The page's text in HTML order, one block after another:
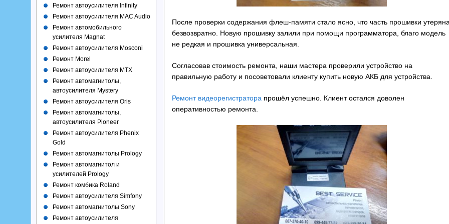
После проверки содержания флеш-памяти стало ясно, что часть прошивки
безвозвратно. Новую прошивку залили при помощи программатора, благо модель
не редкая и прошивка универсальная.
Согласовав стоимость ремонта, наши мастера проверили устройство на
правильную работу и посоветовали клиенту купить новую АКБ для устройства.
Ремонт видеорегистратора прошёл успешно. Клиент остался доволен
оперативностью ремонта.
Ремонт автоусилителя Infinity
Ремонт автоусилителя MAC Audio
Ремонт автомобильного
усилителя Magnat
Ремонт автоусилителя Mosconi
Ремонт Morel
Ремонт автоусилителя MTX
Ремонт автомагнитолы,
автоусилителя Mystery
Ремонт автоусилителя Oris
Ремонт автомагнитолы,
автоусилителя Pioneer
Ремонт автоусилителя Phenix
Gold
Ремонт автомагнитолы Prology
Ремонт автомагнитол и
усилителей Prology
Ремонт комбика Roland
Ремонт автоусилителя Simfony
Ремонт автомагнитолы Sony
Ремонт автоусилителя